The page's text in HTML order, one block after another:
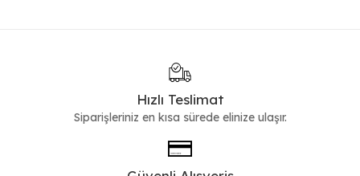
Hızlı Teslimat
Siparişleriniz en kısa sürede elinize ulaşır.